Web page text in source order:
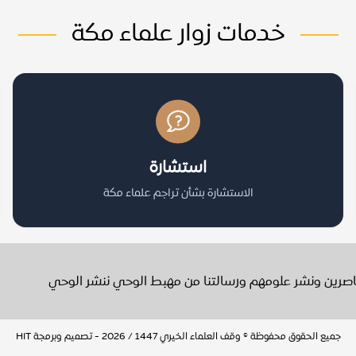
خدمات زوار علماء مكة
استشارة
الاستشارة بشأن تراجم علماء مكة
ونشر علومهم ورسالتنا من مهبط الوحي ننشر الوحي
جميع الحقوق محفوظة © وقف العلماء الخيري 1447 / 2026 - تصميم وبرمجة HIT